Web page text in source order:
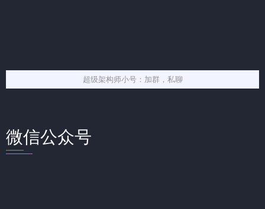
超级架构师小号：加群，私聊
微信公众号